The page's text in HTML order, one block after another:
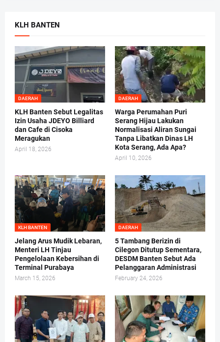
KLH BANTEN
DAERAH
KLH Banten Sebut Legalitas
Izin Usaha JDEYO Billiard
dan Cafe di Cisoka
Meragukan
April 18, 2026
DAERAH
Warga Perumahan Puri
Serang Hijau Lakukan
Normalisasi Aliran Sungai
Tanpa Libatkan Dinas LH
Kota Serang, Ada Apa?
April 10, 2026
KLH BANTEN
Jelang Arus Mudik Lebaran,
Menteri LH Tinjau
Pengelolaan Kebersihan di
Terminal Purabaya
March 15, 2026
DAERAH
5 Tambang Berizin di
Cilegon Ditutup Sementara,
DESDM Banten Sebut Ada
Pelanggaran Administrasi
February 24, 2026